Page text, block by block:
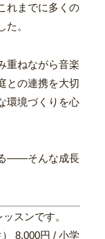
れまでに多くの
。
重ねながら音楽
との連携を大切
環境づくりを心
——そんな成長
スンです。
8,000円 / 小学